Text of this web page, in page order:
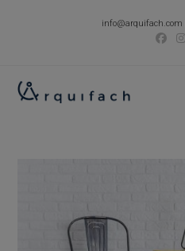
info@arquifach.com